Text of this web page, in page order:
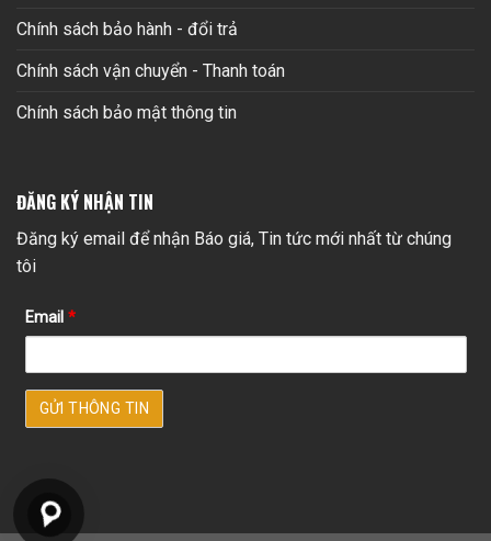
Chính sách bảo hành - đổi trả
Chính sách vận chuyển - Thanh toán
Chính sách bảo mật thông tin
ĐĂNG KÝ NHẬN TIN
Đăng ký email để nhận Báo giá, Tin tức mới nhất từ chúng
tôi
Email *